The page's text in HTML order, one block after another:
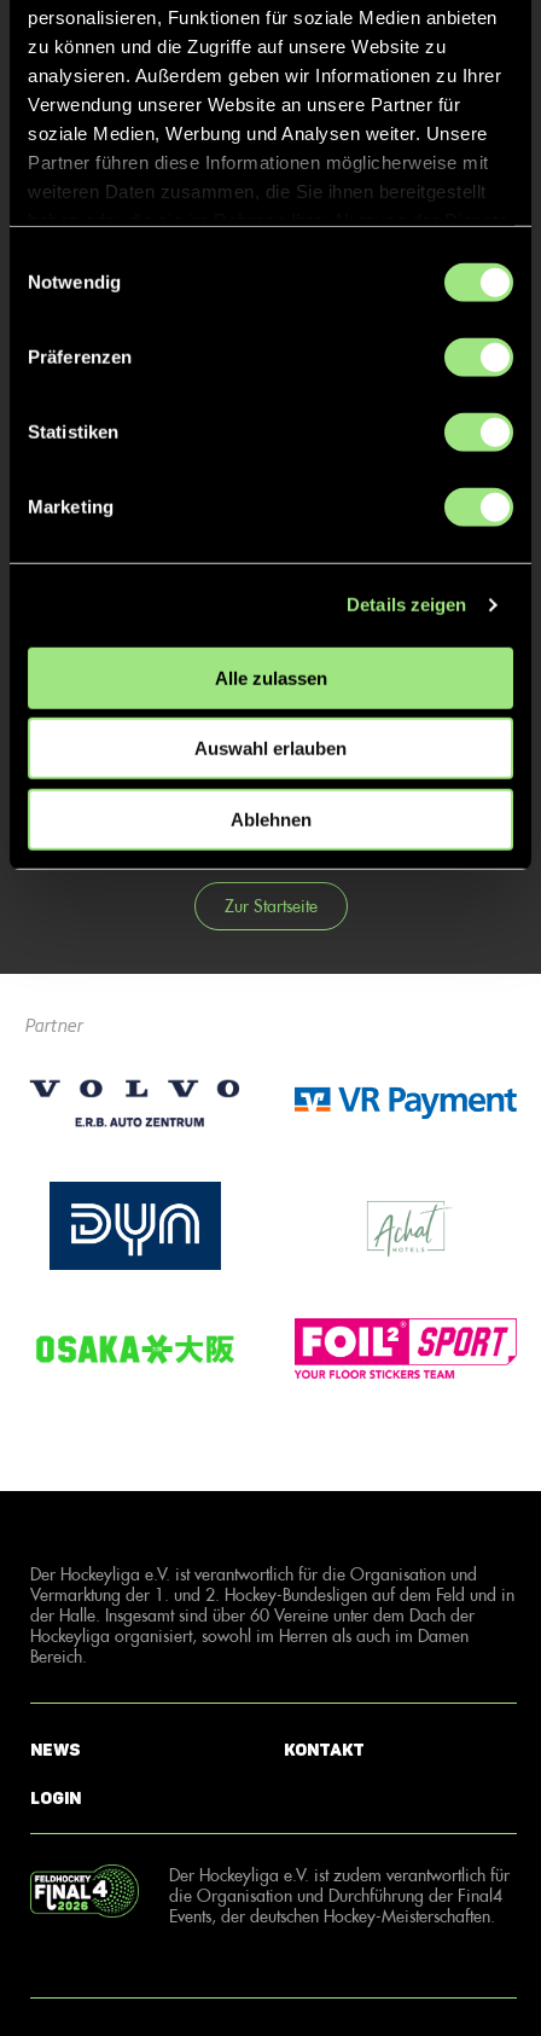
personalisieren, Funktionen für soziale Medien anbieten
zu können und die Zugriffe auf unsere Website zu
analysieren. Außerdem geben wir Informationen zu Ihrer
Verwendung unserer Website an unsere Partner für
soziale Medien, Werbung und Analysen weiter. Unsere
Partner führen diese Informationen möglicherweise mit
weiteren Daten zusammen, die Sie ihnen bereitgestellt
Notwendig
Präferenzen
Statistiken
Marketing
Details zeigen
Alle zulassen
Auswahl erlauben
Ablehnen
Sheyenne K. 5
Staff
3/4
Zur Startseite
Partner
Der Hockeyliga e.V. ist verantwortlich für die Organisation und
Vermarktung der 1. und 2. Hockey-Bundesligen auf dem Feld und in
der Halle. Insgesamt sind über 60 Vereine unter dem Dach der
Hockeyliga organisiert, sowohl im Herren als auch im Damen
Bereich.
News
Login
Kontakt
Der Hockeyliga e.V. ist zudem verantwortlich für
die Organisation und Durchführung der Final4
Events, der deutschen Hockey-Meisterschaften.